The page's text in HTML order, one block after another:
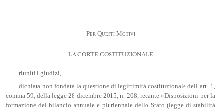
Per Questi Motivi
LA CORTE COSTITUZIONALE
riuniti i giudizi,
dichiara non fondata la questione di legittimità costituzionale dell’art. 1,
comma 59, della legge 28 dicembre 2015, n. 208, recante «Disposizioni per la
formazione del bilancio annuale e pluriennale dello Stato (legge di stabilità